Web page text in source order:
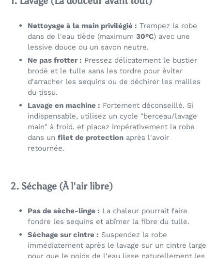
Nettoyage à la main privilégié : Trempez la robe
dans de l'eau tiède (maximum 30°C) avec une
lessive douce ou un savon neutre.
Ne pas frotter : Pressez délicatement le bustier
brodé et le tulle sans les tordre pour éviter
d'arracher les sequins ou de déchirer les mailles
du tissu.
Lavage en machine : Fortement déconseillé. Si
indispensable, utilisez un cycle "berceau/lavage
main" à froid, et placez impérativement la robe
dans un filet de protection après l'avoir
retournée.
2. Séchage (À l'air libre)
Pas de sèche-linge : La chaleur pourrait faire
fondre les sequins et abîmer la fibre du tulle.
Séchage sur cintre : Suspendez la robe
immédiatement après le lavage sur un cintre large
pour que le poids de l'eau lisse naturellement les